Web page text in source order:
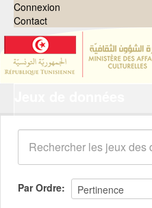
Connexion
Contact
Organisations
Groupes
Demandes 0
À propos
Par Ordre